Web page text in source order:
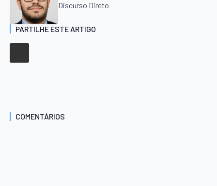
Discurso Direto
PARTILHE ESTE ARTIGO
COMENTÁRIOS